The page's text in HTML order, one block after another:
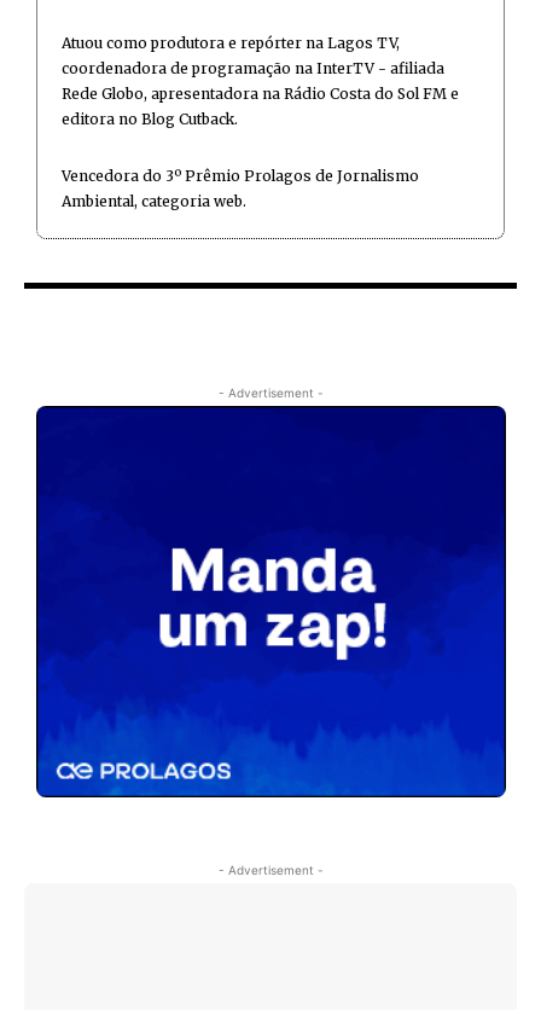
Atuou como produtora e repórter na Lagos TV,
coordenadora de programação na InterTV - afiliada
Rede Globo, apresentadora na Rádio Costa do Sol FM e
editora no Blog Cutback.
Vencedora do 3º Prêmio Prolagos de Jornalismo
Ambiental, categoria web.
- Advertisement -
- Advertisement -